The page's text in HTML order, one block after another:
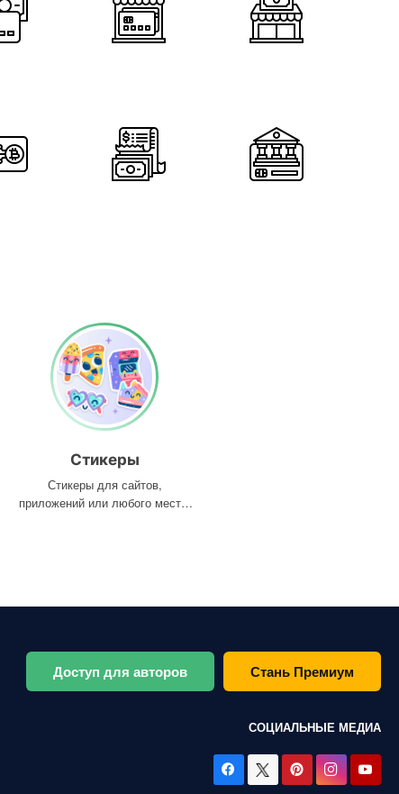
Стикеры
Стикеры для сайтов,
приложений или любого места,
Доступ для авторов Стань Премиум
СОЦИАЛЬНЫЕ МЕДИА